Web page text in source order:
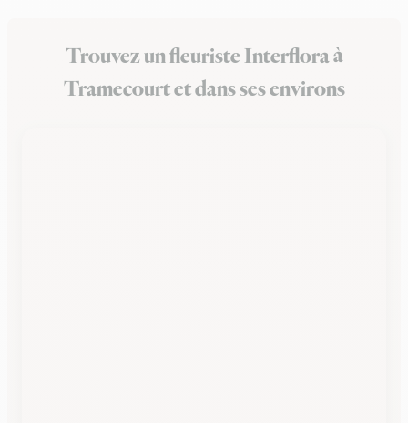
Trouvez un fleuriste Interflora à
Tramecourt et dans ses environs